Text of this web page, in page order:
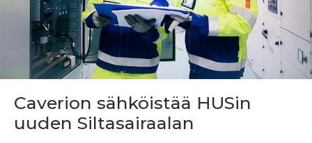
Caverion sähköistää HUSin
uuden Siltasairaalan